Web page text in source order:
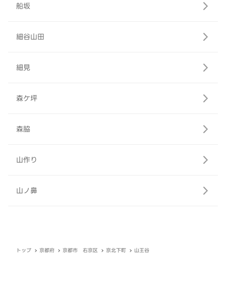
船坂
細谷山田
細見
森ケ坪
森脇
山作り
山ノ鼻
トップ 京都府 京都市 右京区 京北下町 山王谷